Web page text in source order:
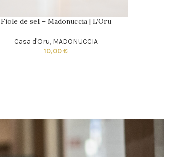
Fiole de sel – Madonuccia | L’Oru
Casa d'Oru, MADONUCCIA
10,00€